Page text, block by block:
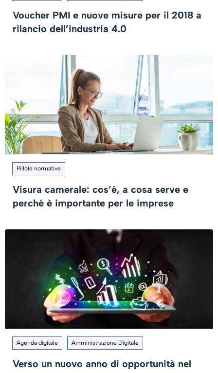
Voucher PMI e nuove misure per il 2018 a
rilancio dell’industria 4.0
Pillole normative
Visura camerale: cos’è, a cosa serve e
perché è importante per le imprese
Agenda digitale Amministrazione Digitale
Verso un nuovo anno di opportunità nel